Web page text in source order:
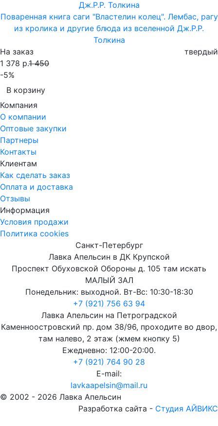
Поваренная книга саги "Властелин колец". Лембас, рагу
из кролика и другие блюда из вселенной Дж.Р.Р.
Толкина
На заказ
твердый
1 378 р.1 450
-5%
В корзину
Компания
О компании
Оптовые закупки
Партнеры
Контакты
Клиентам
Как сделать заказ
Оплата и доставка
Отзывы
Информация
Условия продажи
Политика cookies
Санкт-Петербург
Лавка Апельсин в ДК Крупской
Проспект Обуховской Обороны д. 105 там искать
МАЛЫЙ ЗАЛ
Понедельник: выходной. Вт-Вс: 10:30-18:30
+7 (921) 756 63 94
Лавка Апельсин на Петроградской
Каменноостровский пр. дом 38/96, проходите во двор,
там налево, 2 этаж (жмем кнопку 5)
Ежедневно: 12:00-20:00.
+7 (921) 764 90 28
E-mail:
lavkaapelsin@mail.ru
© 2002 - 2026 Лавка Апельсин
Разработка сайта - Студия АЙВИКС